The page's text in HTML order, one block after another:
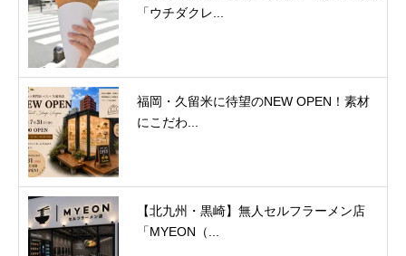
「ウチダクレ...
福岡・久留米に待望のNEW OPEN！素材
にこだわ...
【北九州・黒崎】無人セルフラーメン店
「MYEON（...